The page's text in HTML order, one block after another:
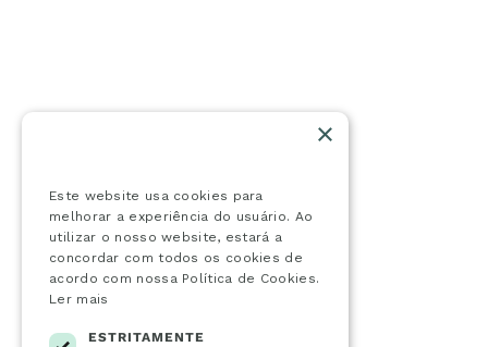
×
Este website usa cookies para
melhorar a experiência do usuário. Ao
utilizar o nosso website, estará a
concordar com todos os cookies de
acordo com nossa Política de Cookies.
Ler mais
ESTRITAMENTE